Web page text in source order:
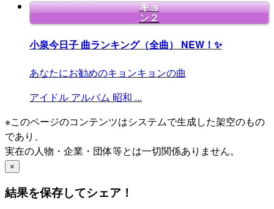
キョ
ン２
小泉今日子 曲ランキング（全曲） NEW！✨
あなたにお勧めのキョンキョンの曲
アイドル アルバム 昭和 ...
※このページのコンテンツはシステムで生成した架空のもの
であり、
実在の人物・企業・団体等とは一切関係ありません。
×
結果を保存してシェア！